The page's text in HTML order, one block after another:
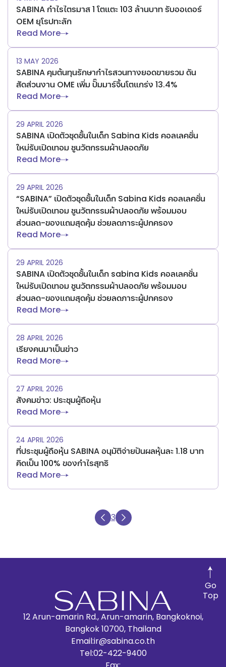
SABINA กำไรไตรมาส 1 โตแตะ 103 ล้านบาท รับออเดอร์
OEM ยุโรปทะลัก
Read More
13 MAY 2026
SABINA คุมต้นทุนรักษากำไรสวนทางยอดขายรวม ดัน
สัดส่วนงาน OME เพิ่ม ปั๊มมาร์จิ้นโตแกร่ง 13.4%
Read More
29 APRIL 2026
SABINA เปิดตัวชุดชั้นในเด็ก Sabina Kids คอลเลคชั่น
ใหม่รับเปิดเทอม ชูนวัตกรรมผ้าปลอดภัย
Read More
29 APRIL 2026
“SABINA” เปิดตัวชุดชั้นในเด็ก Sabina Kids คอลเลคชั่น
ใหม่รับเปิดเทอม ชูนวัตกรรมผ้าปลอดภัย พร้อมมอบ
ส่วนลด-ของแถมสุดคุ้ม ช่วยลดภาระผู้ปกครอง
Read More
29 APRIL 2026
SABINA เปิดตัวชุดชั้นในเด็ก sabina Kids คอลเลคชั่น
ใหม่รับเปิดเทอม ชูนวัตกรรมผ้าปลอดภัย พร้อมมอบ
ส่วนลด-ของแถมสุดคุ้ม ช่วยลดภาระผู้ปกครอง
Read More
28 APRIL 2026
เรียงคนมาเป็นข่าว
Read More
27 APRIL 2026
สังคมข่าว: ประชุมผู้ถือหุ้น
Read More
24 APRIL 2026
ที่ประชุมผู้ถือหุ้น SABINA อนุมัติจ่ายปันผลหุ้นละ 1.18 บาท
คิดเป็น 100% ของกำไรสุทธิ
Read More
3
12 Arun-amarin Rd., Arun-amarin, Bangkoknoi,
Bangkok 10700, Thailand
Email:ir@sabina.co.th
Tel:02-422-9400
Go
Top